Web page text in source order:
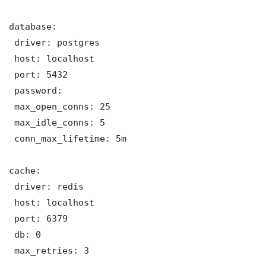
database:
driver: postgres
host: localhost
port: 5432
password:
max_open_conns: 25
max_idle_conns: 5
conn_max_lifetime: 5m
cache:
driver: redis
host: localhost
port: 6379
db: 0
max_retries: 3